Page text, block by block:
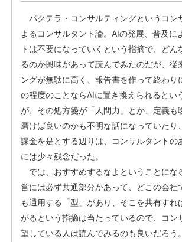
パクテラ・コンサルティングというコン
よるコンサルタント論。AIの発展、普及に
トは不要になっていくという指摘で、どん
るのか興味があって読んでみたのだが、従
ングが無駄に高く、報告書を作って終わり
の程度のことならAIに置き換えられるとい
が、その処方箋が「人間力」とか、定義も
磨けば良いのかも不明な話になっていたり
課金を是とする辺りは、コンサルタントの
には少々残念だった。
では、おすすめするなよということにな
営には必ず共通部分があって、どこの会社
も通用する「型」があり、そこを共有すれ
がるという指摘は当たっているので、コン
望している人は読んでみるのも良いだろう。